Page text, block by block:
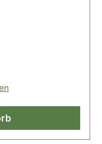
dass die
und tragen